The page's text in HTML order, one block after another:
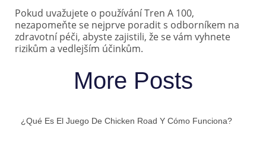
Pokud uvažujete o používání Tren A 100,
nezapomeňte se nejprve poradit s odborníkem na
zdravotní péči, abyste zajistili, že se vám vyhnete
rizikům a vedlejším účinkům.
More Posts
¿Qué Es El Juego De Chicken Road Y Cómo Funciona?